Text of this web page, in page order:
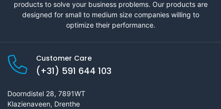
products to solve your business problems. Our products are
designed for small to medium size companies willing to
optimize their performance.
Customer Care
(+31) 591 644 103
Doorndistel 28, 7891WT
Klazienaveen, Drenthe